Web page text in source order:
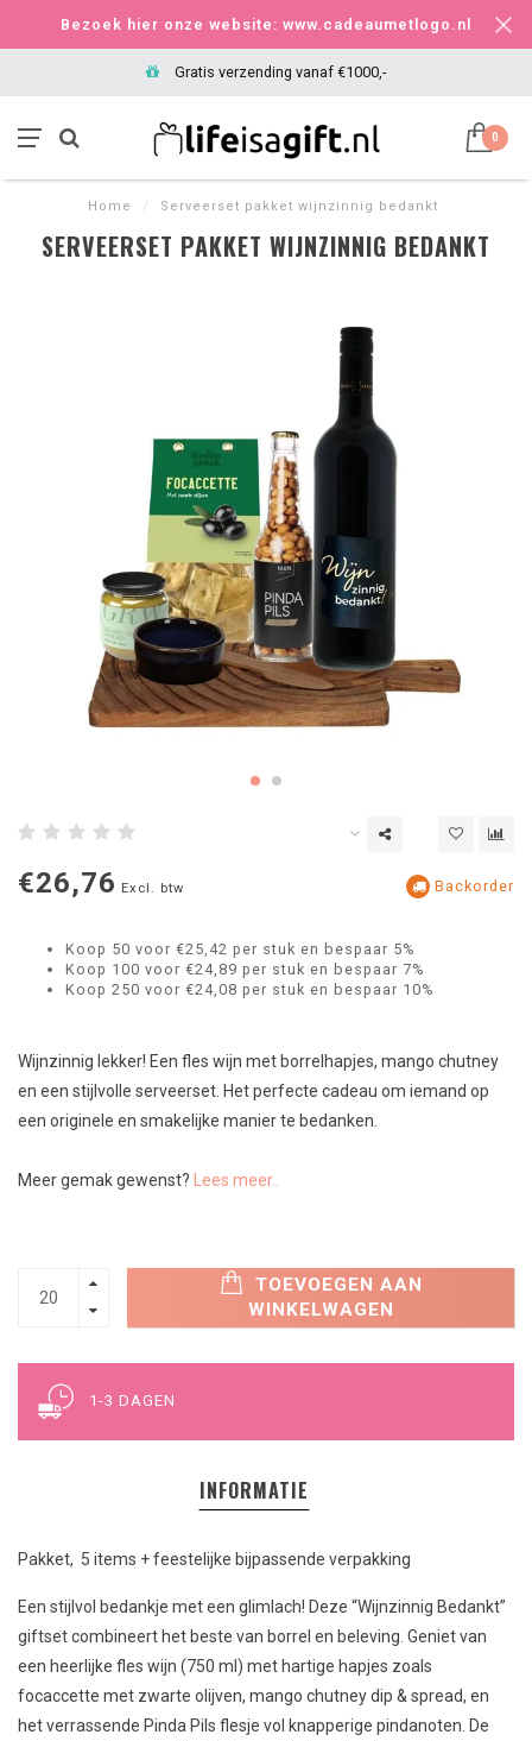
Bezoek hier onze website: www.cadeaumetlogo.nl
Gratis verzending vanaf €1000,-
0
Home / Serveerset pakket wijnzinnig bedankt
SERVEERSET PAKKET WIJNZINNIG BEDANKT
€26,76 Excl. btw Backorder
Koop 50 voor €25,42 per stuk en bespaar 5%
Koop 100 voor €24,89 per stuk en bespaar 7%
Koop 250 voor €24,08 per stuk en bespaar 10%
Wijnzinnig lekker! Een fles wijn met borrelhapjes, mango chutney
en een stijlvolle serveerset. Het perfecte cadeau om iemand op
een originele en smakelijke manier te bedanken.
Meer gemak gewenst? Lees meer..
TOEVOEGEN AAN
WINKELWAGEN
1-3 DAGEN
INFORMATIE
Pakket, 5 items + feestelijke bijpassende verpakking
Een stijlvol bedankje met een glimlach! Deze “Wijnzinnig Bedankt”
giftset combineert het beste van borrel en beleving. Geniet van
een heerlijke fles wijn (750 ml) met hartige hapjes zoals
focaccette met zwarte olijven, mango chutney dip & spread, en
het verrassende Pinda Pils flesje vol knapperige pindanoten. De